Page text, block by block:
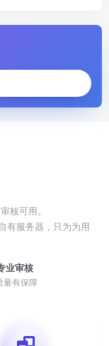
核可用。
有服务器，只为为用
业审核
量有保障